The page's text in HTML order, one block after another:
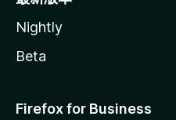
Nightly
Beta
Firefox for Business